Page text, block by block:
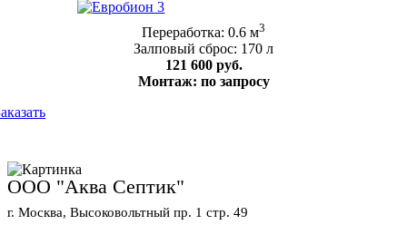
Переработка: 0.6 м3
Залповый сброс: 170 л
121 600 руб.
Монтаж: по запросу
ООО "Аква Септик"
г. Москва, Высоковольтный пр. 1 стр. 49